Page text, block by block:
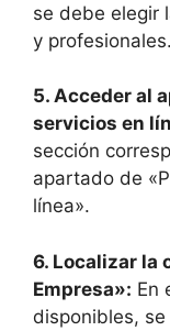
se debe elegir
y profesionales.
5. Acceder al
servicios en
sección
apartado de
línea».
6. Localizar la
Empresa»: En
disponibles,